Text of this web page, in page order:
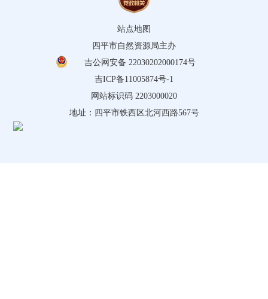
站点地图
四平市自然资源局主办
吉公网安备 22030202000174号
吉ICP备11005874号-1
网站标识码 2203000020
地址：四平市铁西区北河西路567号